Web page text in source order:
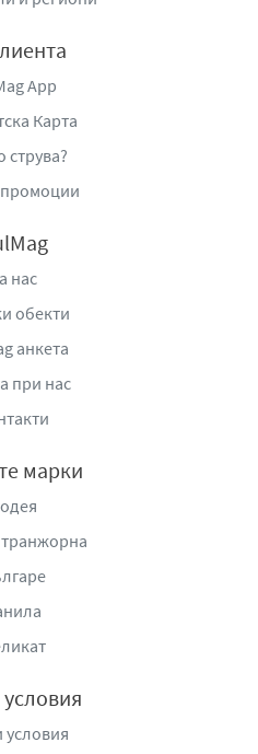
плодов сок от
– боровинка, малина.
и мекота.
с лед или сода,
Интърнешънъл” ЕАД,
,www.domaineboyar.co
App
Карта
струва?
нас
обекти
анкета
при нас
марки